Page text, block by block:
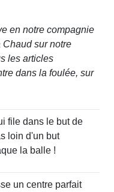
en notre compagnie
sur notre
les articles
dans la foulée, sur
file dans le but de
loin d'un but
la balle !
un centre parfait